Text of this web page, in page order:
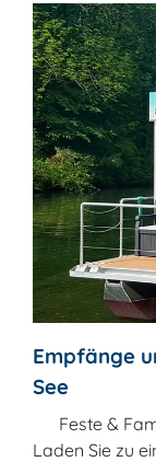
Empfänge
See
Feste &
Laden Sie zu